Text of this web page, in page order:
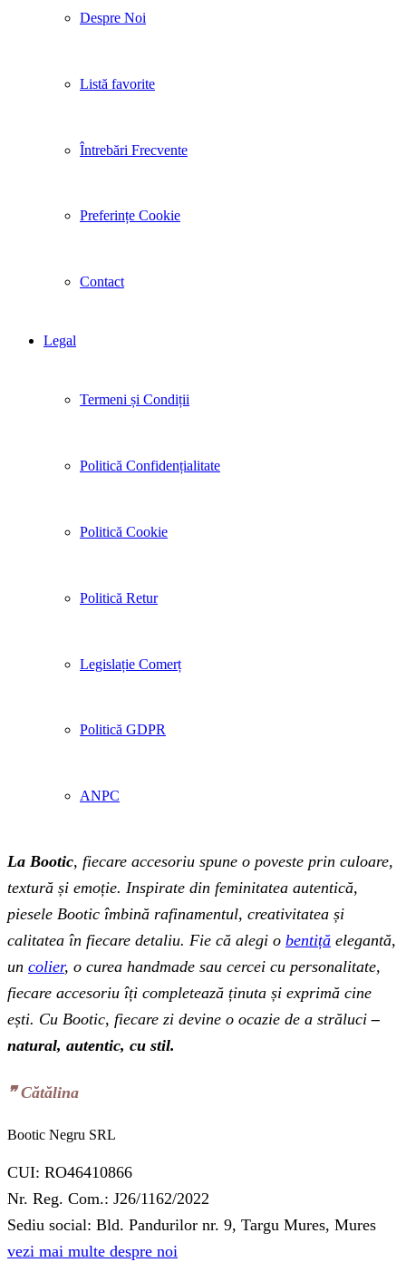
Despre Noi
Listă favorite
Întrebări Frecvente
Preferințe Cookie
Contact
Legal
Termeni și Condiții
Politică Confidențialitate
Politică Cookie
Politică Retur
Legislație Comerț
Politică GDPR
ANPC
La Bootic, fiecare accesoriu spune o poveste prin culoare,
textură și emoție. Inspirate din feminitatea autentică,
piesele Bootic îmbină rafinamentul, creativitatea și
calitatea în fiecare detaliu. Fie că alegi o bentiță elegantă,
un colier, o curea handmade sau cercei cu personalitate,
fiecare accesoriu îți completează ținuta și exprimă cine
ești. Cu Bootic, fiecare zi devine o ocazie de a străluci –
natural, autentic, cu stil.
❞‬ Cătălina
Bootic Negru SRL
CUI: RO46410866
Nr. Reg. Com.: J26/1162/2022
Sediu social: Bld. Pandurilor nr. 9, Targu Mures, Mures
vezi mai multe despre noi